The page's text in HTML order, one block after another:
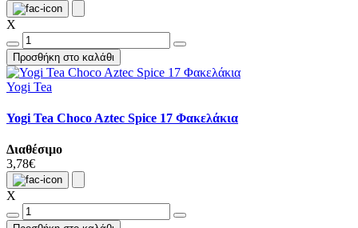
X
Προσθήκη στο καλάθι
Yogi Tea
Yogi Tea Choco Aztec Spice 17 Φακελάκια
Διαθέσιμο
3,78€
X